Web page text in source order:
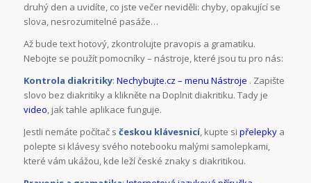
druhý den a uvidíte, co jste večer neviděli: chyby, opakující se
slova, nesrozumitelné pasáže…
Až bude text hotový, zkontrolujte pravopis a gramatiku.
Nebojte se použít pomocníky – nástroje, které jsou tu pro nás:
Kontrola diakritiky: Nechybujte.cz – menu Nástroje . Zapište
slovo bez diakritiky a klikněte na Doplnit diakritiku. Tady je
video, jak tahle aplikace funguje.
Jestli nemáte počítač s českou klávesnicí, kupte si přelepkya
polepte si klávesy svého notebooku malými samolepkami,
které vám ukážou, kde leží české znaky s diakritikou.